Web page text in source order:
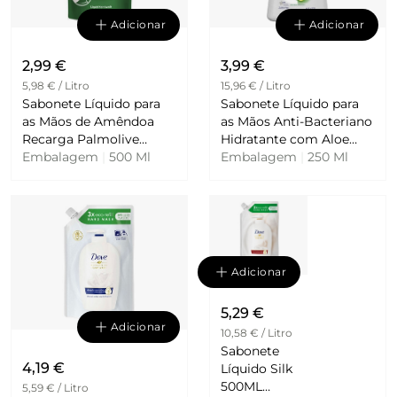
Adicionar
2,99 €
5,98 € / Litro
Sabonete Líquido para
as Mãos de Amêndoa
Recarga Palmolive
Naturals
Embalagem 500 Ml
Adicionar
3,99 €
15,96 € / Litro
Sabonete Líquido para
as Mãos Anti-Bacteriano
Hidratante com Aloe
Vera Dettol
Embalagem 250 Ml
Adicionar
4,19 €
5,59 € / Litro
Adicionar
5,29 €
10,58 € / Litro
Sabonete
Líquido Silk
500ML